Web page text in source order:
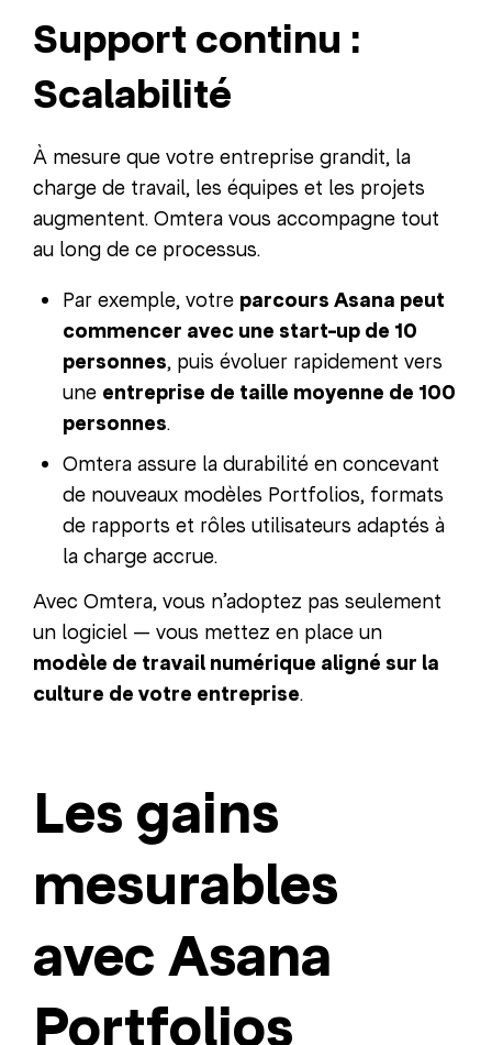
Support continu :
Scalabilité
À mesure que votre entreprise grandit, la
charge de travail, les équipes et les projets
augmentent. Omtera vous accompagne tout
au long de ce processus.
Par exemple, votre parcours Asana peut
commencer avec une start-up de 10
personnes, puis évoluer rapidement vers
une entreprise de taille moyenne de 100
personnes.
Omtera assure la durabilité en concevant
de nouveaux modèles Portfolios, formats
de rapports et rôles utilisateurs adaptés à
la charge accrue.
Avec Omtera, vous n’adoptez pas seulement
un logiciel — vous mettez en place un
modèle de travail numérique aligné sur la
culture de votre entreprise.
Les gains
mesurables
avec Asana
Portfolios